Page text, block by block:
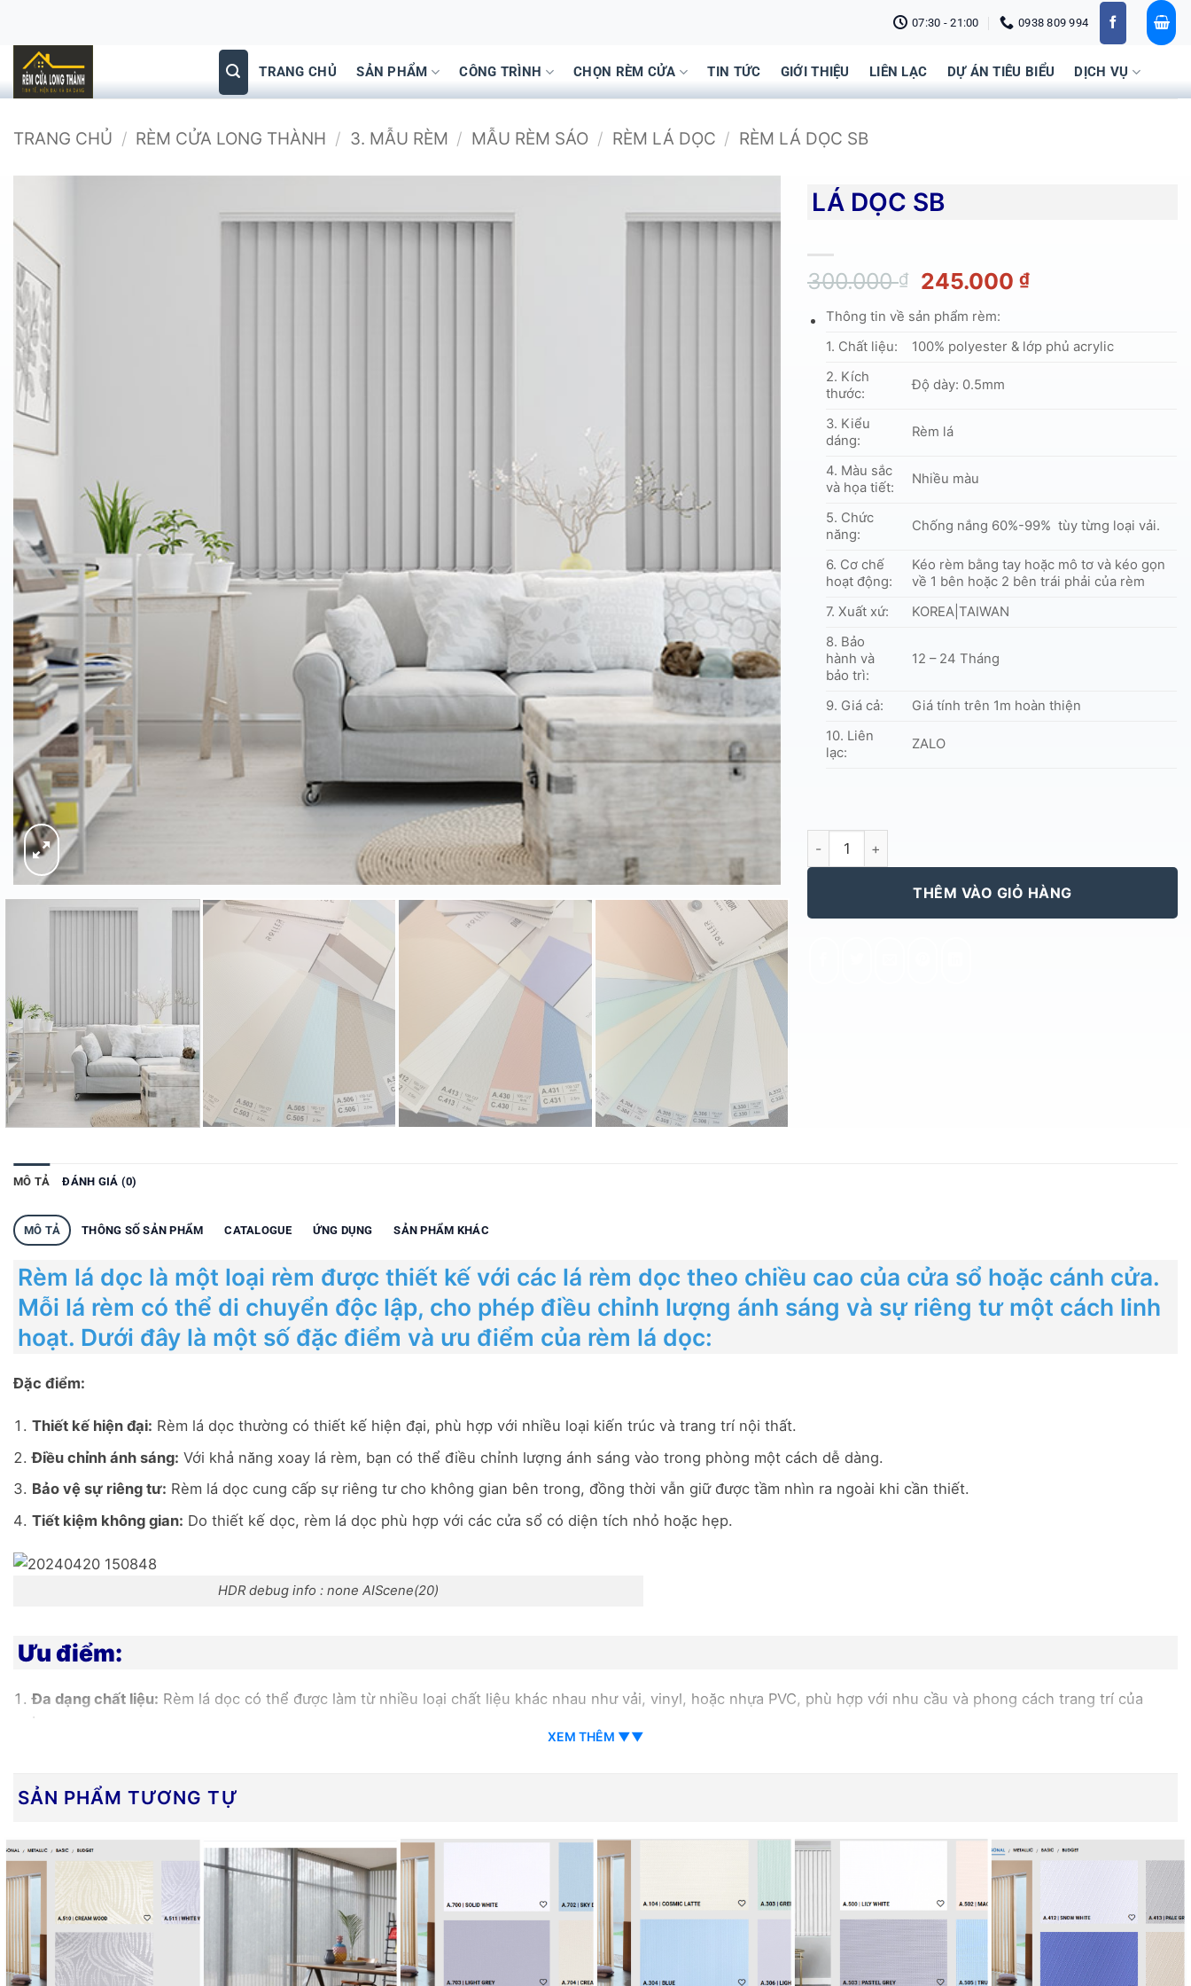
dung
07:30 - 21:00 0938 809 994
TRANG CHỦ SẢN PHẨM CÔNG TRÌNH CHỌN RÈM CỬA TIN TỨC GIỚI THIỆU LIÊN LẠC DỰ ÁN TIÊU BIỂU DỊCH VỤ
TRANG CHỦ / RÈM CỬA LONG THÀNH / 3. MẪU RÈM / MẪU RÈM SÁO / RÈM LÁ DỌC / RÈM LÁ DỌC SB
LÁ DỌC SB
300.000₫
Giá
là:
300.000 ₫.
245.000₫Giá
là:
Thông tin về sản phẩm rèm:
1. Chất liệu:
100% polyester & lớp phủ acrylic
2. Kích
thước:
Độ dày: 0.5mm
3. Kiểu
dáng:
Rèm lá
4. Màu sắc
và họa tiết:
Nhiều màu
5. Chức
năng:
Chống nắng 60%-99% tùy từng loại vải.
6. Cơ chế
hoạt động:
Kéo rèm bằng tay hoặc mô tơ và kéo gọn
về 1 bên hoặc 2 bên trái phải của rèm
7. Xuất xứ:
KOREA|TAIWAN
8. Bảo
hành và
bảo trì:
12 – 24 Tháng
9. Giá cả:
Giá tính trên 1m hoàn thiện
10. Liên
lạc:
ZALO
THÊM VÀO GIỎ HÀNG
MÔ TẢ ĐÁNH GIÁ (0)
MÔ TẢ THÔNG SỐ SẢN PHẨM CATALOGUE ỨNG DỤNG SẢN PHẨM KHÁC
Rèm lá dọc là một loại rèm được thiết kế với các lá rèm dọc theo chiều cao của cửa sổ hoặc cánh cửa.
Mỗi lá rèm có thể di chuyển độc lập, cho phép điều chỉnh lượng ánh sáng và sự riêng tư một cách linh
hoạt. Dưới đây là một số đặc điểm và ưu điểm của rèm lá dọc:
Đặc điểm:
Thiết kế hiện đại: Rèm lá dọc thường có thiết kế hiện đại, phù hợp với nhiều loại kiến trúc và trang trí nội thất.
Điều chỉnh ánh sáng: Với khả năng xoay lá rèm, bạn có thể điều chỉnh lượng ánh sáng vào trong phòng một cách dễ dàng.
Bảo vệ sự riêng tư: Rèm lá dọc cung cấp sự riêng tư cho không gian bên trong, đồng thời vẫn giữ được tầm nhìn ra ngoài khi cần thiết.
Tiết kiệm không gian: Do thiết kế dọc, rèm lá dọc phù hợp với các cửa sổ có diện tích nhỏ hoặc hẹp.
HDR debug info : none AIScene(20)
Ưu điểm:
Đa dạng chất liệu: Rèm lá dọc có thể được làm từ nhiều loại chất liệu khác nhau như vải, vinyl, hoặc nhựa PVC, phù hợp với nhu cầu và phong cách trang trí của
bạn.
Đa dạng màu sắc và hoa văn:
Giá cả phải chăng:
So với một số loại rèm khác, rèm lá dọc thường có giá thành phải chăng, phù hợp với nhiều ngân sách khác nhau.
Với những ưu điểm về tính linh hoạt, đa dạng về chất liệu và màu sắc, cùng với tính tiện lợi trong sử dụng, rèm lá dọc là lựa chọn phổ biến cho việc trang trí cửa sổ và
cánh cửa trong nhiều không gian sống và làm việc.
XEM THÊM ▼▼
SẢN PHẨM TƯƠNG TỰ